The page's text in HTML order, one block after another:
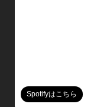
Spotifyはこちら